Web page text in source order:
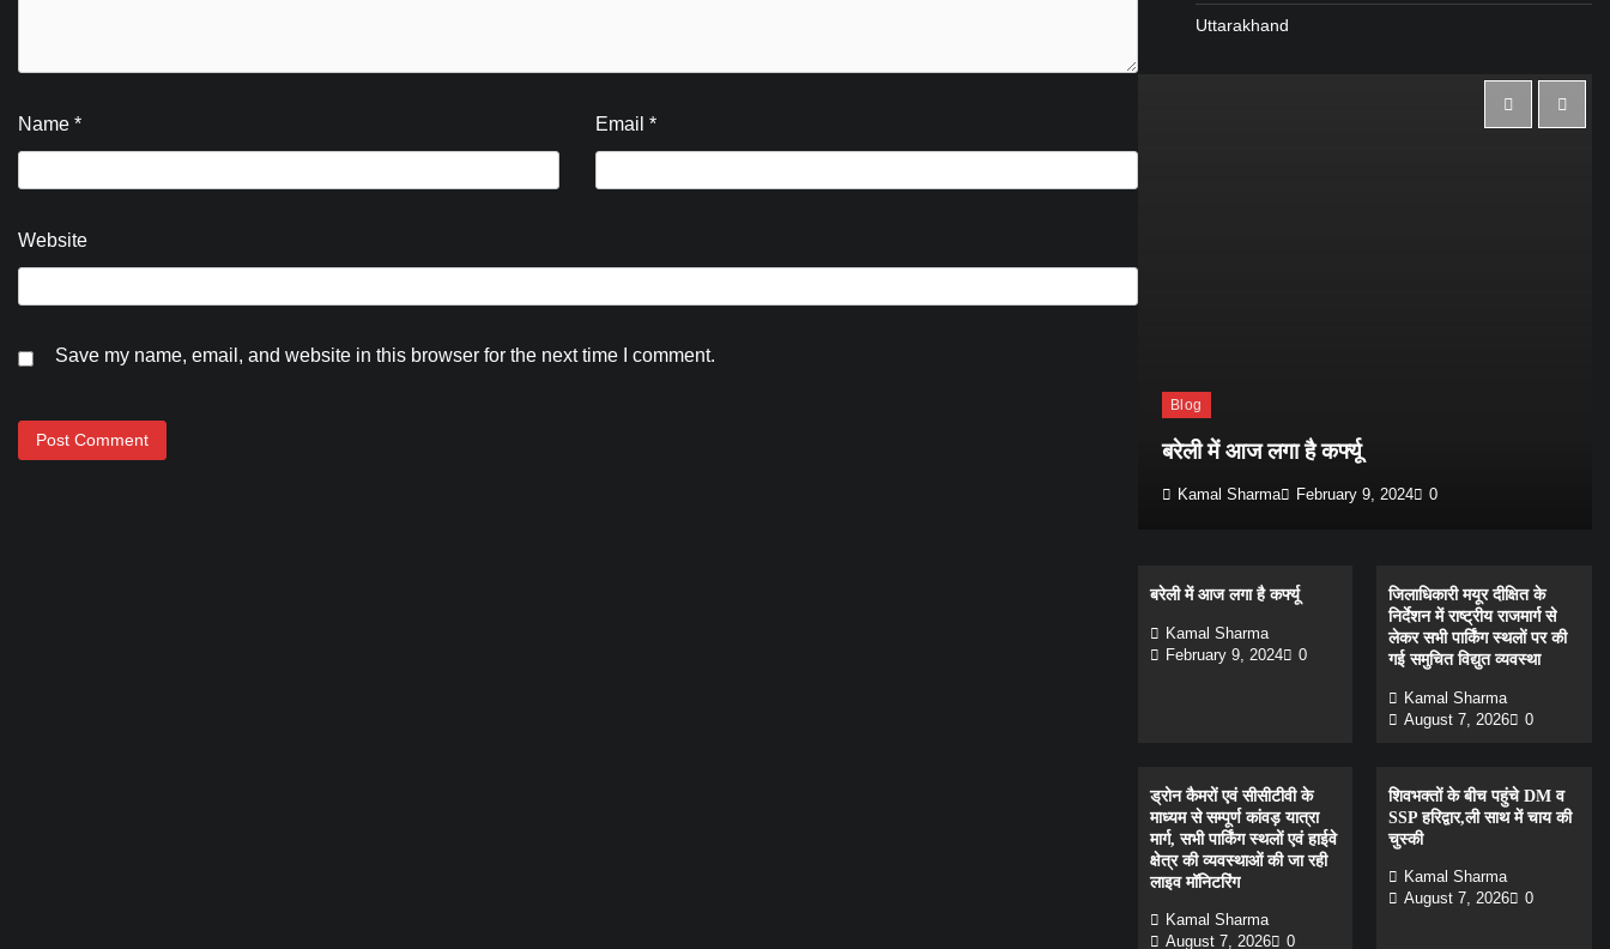
Name * Email*
Website
Save my name, email, and website in this browser for the next time I comment.
Uttarakhand
Blog
Blog
बरेली में आज लगा है कर्फ्यू
Kamal Sharma February 9, 2024 0
बरेली में आज लगा है कर्फ्यू
Kamal Sharma
February 9, 2024
0
जिलाधिकारी मयूर दीक्षित के
निर्देशन में राष्ट्रीय राजमार्ग से
लेकर सभी पार्किंग स्थलों पर की
गई समुचित विद्युत व्यवस्था
Kamal Sharma
August 7, 2026
0
ड्रोन कैमरों एवं सीसीटीवी के
माध्यम से सम्पूर्ण कांवड़ यात्रा
मार्ग, सभी पार्किंग स्थलों एवं हाईवे
क्षेत्र की व्यवस्थाओं की जा रही
लाइव मॉनिटरिंग
Kamal Sharma
August 7, 2026
0
शिवभक्तों के बीच पहुंचे DM व
SSP हरिद्वार,ली साथ में चाय की
चुस्की
Kamal Sharma
August 7, 2026
0